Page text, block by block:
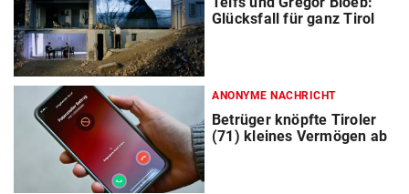
Glücksfall für ganz Tirol
ANONYME NACHRICHT
Betrüger knöpfte Tiroler
(71) kleines Vermögen ab